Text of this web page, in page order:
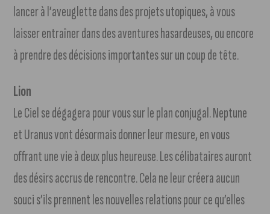
lancer à l’aveuglette dans des projets utopiques, à vous
laisser entraîner dans des aventures hasardeuses, ou encore
à prendre des décisions importantes sur un coup de tête.
Lion
Le Ciel se dégagera pour vous sur le plan conjugal. Neptune
et Uranus vont désormais donner leur mesure, en vous
offrant une vie à deux plus heureuse. Les célibataires auront
des désirs accrus de rencontre. Cela ne leur créera aucun
souci s’ils prennent les nouvelles relations pour ce qu’elles